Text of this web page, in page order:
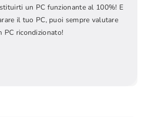
un PC funzionante al 100%! E
il tuo PC, puoi sempre valutare
PC ricondizionato!